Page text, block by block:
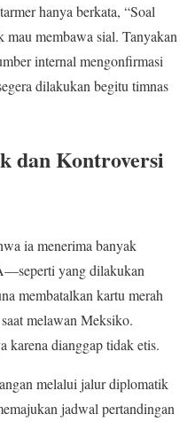
hanya berkata, “Soal
mau membawa sial. Tanyakan
internal mengonfirmasi
dilakukan begitu timnas
dan Kontroversi
ia menerima banyak
yang dilakukan
membatalkan kartu merah
melawan Meksiko.
karena dianggap tidak etis.
melalui jalur diplomatik
jadwal pertandingan